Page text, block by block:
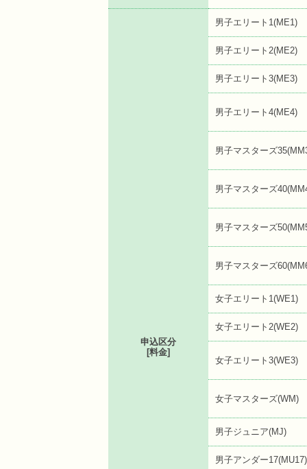
申込区分
[料金]
男子エリート1(ME1)
男子エリート2(ME2)
男子エリート3(ME3)
男子エリート4(ME4)
男子マスターズ
男子マスターズ
男子マスターズ
男子マスターズ
女子エリート1(WE1)
女子エリート2(WE2)
女子エリート3(WE3)
女子マスターズ(WM)
男子ジュニア(MJ)
男子アンダー17(MU17)